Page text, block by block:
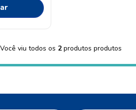
Você viu todos os 2produtos